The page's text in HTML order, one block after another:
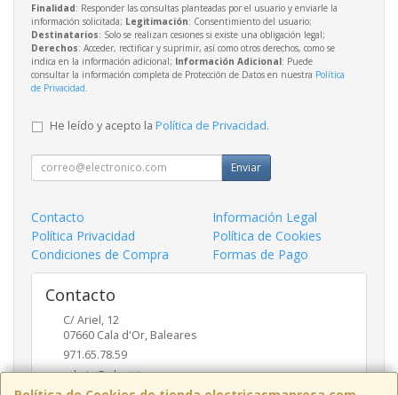
Finalidad: Responder las consultas planteadas por el usuario y enviarle la
información solicitada; Legitimación: Consentimiento del usuario;
Destinatarios: Solo se realizan cesiones si existe una obligación legal;
Derechos: Acceder, rectificar y suprimir, así como otros derechos, como se
indica en la información adicional; Información Adicional: Puede
consultar la información completa de Protección de Datos en nuestra Política
de Privacidad
He leído y acepto la Política de Privacidad.
Enviar
Contacto
Información Legal
Política Privacidad
Política de Cookies
Condiciones de Compra
Formas de Pago
Contacto
C/ Ariel, 12
07660 Cala d'Or, Baleares
971.65.78.59
admin@electricasmanresa.com